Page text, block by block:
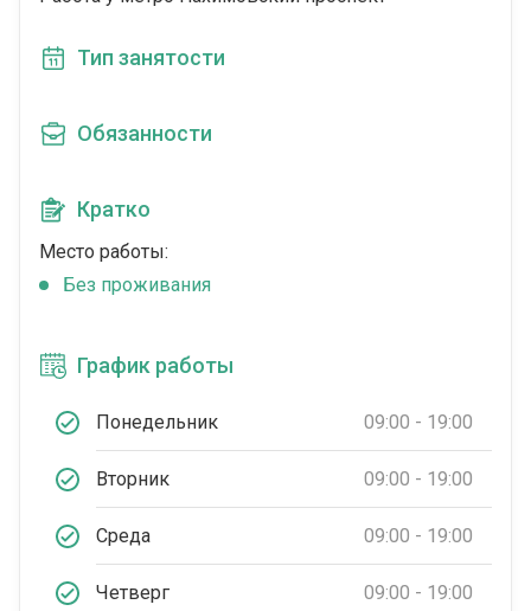
Тип занятости
Обязанности
Кратко
Место работы:
Без проживания
График работы
Понедельник 09:00 - 19:00
Вторник 09:00 - 19:00
Среда 09:00 - 19:00
Четверг 09:00 - 19:00